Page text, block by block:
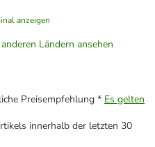
anzeigen
Ländern ansehen
Preisempfehlung * Es gelten
innerhalb der letzten 30